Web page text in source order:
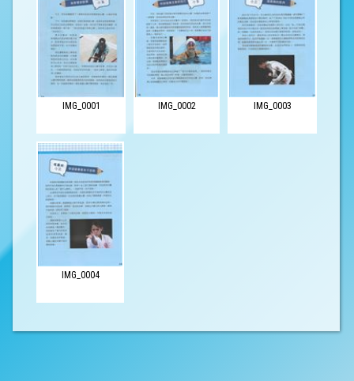
IMG_0001 IMG_0002 IMG_0003
IMG_0004